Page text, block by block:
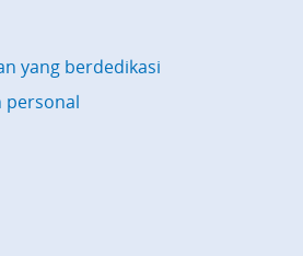
yang berdedikasi
personal